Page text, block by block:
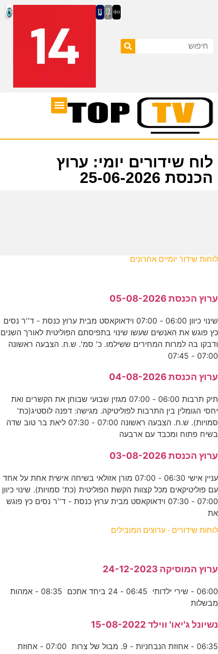
לוח שידורים יומי: ערוץ
הכנסת 25-06-2026
לוחות שידור יומיים אחרונים
ערוץ הכנסת 05-08-2026
שינוי כיוון 06:00 - 07:00 וידאוקאסט מבית ערוץ כנסת - ד''ר נסים
כץ פוגש את האנשים שעשו שינוי בתפיסתם הפוליטית לאורך השנים
ודבקו בה למרות המחירים ששילמו. כ' סמ'. ש.ח. הצבעה ראשונה
07:00 - 07:45
ערוץ הכנסת 04-08-2026
תיק תרבות 06:00 - 07:00 מגזין שבועי שבוחן את הקשרים ואת
יחסי הגומלין בין התרבות לפוליטיקה. מגישה: דפנה לוסטיג(כת'
סמויות). ש.ח. הצבעה ראשונה 07:00 - 07:30 ליאת בר טוב שדה
בשיח פתוח ומכבד עם ארבעה
ערוץ הכנסת 03-08-2026
עניין אישי 06:30 - 07:00 מורן אזולאי בשיחה אישית אחת על אחד
עם פוליטיקאים מכל קצוות הקשת הפוליטית (כת' סמויות). שינוי כיוון
07:00 - 07:30 וידאוקאסט מבית ערוץ כנסת - ד''ר נסים כץ פוגש
את
לוחות שידורים - ערוצים המובילים
ערוץ המוסיקה 24-12-2023
06:00 - שירי ילדותי 06:45 - 24 ביחד אתכם 08:35 - אמהות
מבשלות
נשיונל ג'יאו' ווילד 15-08-2022
06:35 - אחוזת הנבחניות - 9. מבול של צרות 07:00 - אחוזת